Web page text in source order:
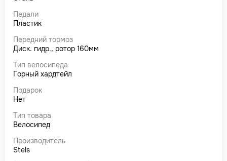
Педали
Пластик
Передний тормоз
Диск. гидр., ротор 160мм
Тип велосипеда
Горный хардтейл
Подарок
Нет
Тип товара
Велосипед
Производитель
Stels